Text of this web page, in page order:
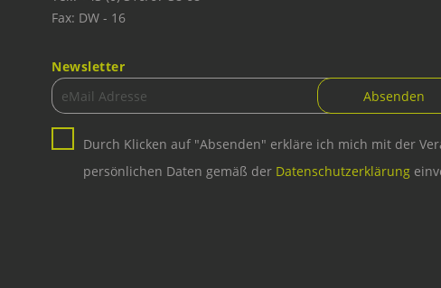
Fax: DW - 16
Newsletter
Durch Klicken auf "Absenden" erkläre ich mich mit der
persönlichen Daten gemäß der Datenschutzerklärung